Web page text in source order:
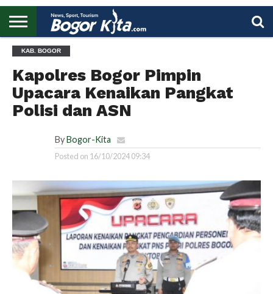
BOGOR
REGIONAL
NASIONAL
PENDIDIKAN
WISATA
OLAHRAGA
LAPORAN
PROFIL
KAB. BOGOR
Kapolres Bogor Pimpin
Upacara Kenaikan Pangkat
Polisi dan ASN
By Bogor-Kita
Posted on 16/10/2024 09:34